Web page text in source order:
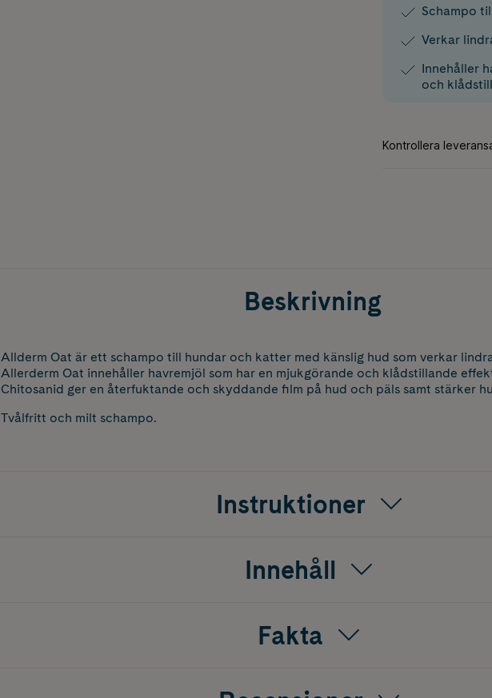
Schampo
Verkar
Innehåller
och
Beskrivning
Allderm Oat är ett schampo till hundar och katter med känslig hud som verkar
Allerderm Oat innehåller havremjöl som har en mjukgörande och klådstillande
Chitosanid ger en återfuktande och skyddande film på hud och päls samt stärker
Tvålfritt och milt schampo.
Instruktioner
Innehåll
Fakta